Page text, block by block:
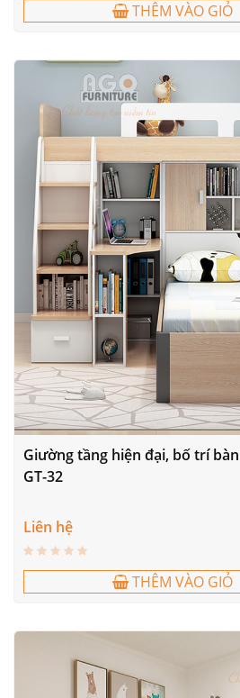
THÊM VÀO GIỎ
Giường tầng hiện đại, bố trí
GT-32
Liên hệ
THÊM VÀO GIỎ